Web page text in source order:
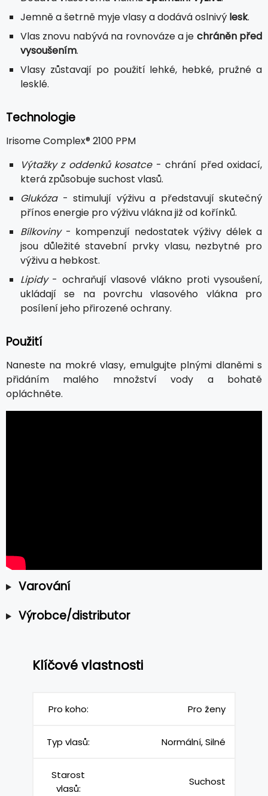
Jemně a šetrně myje vlasy a dodává oslnivý lesk.
Vlas znovu nabývá na rovnováze a je chráněn před
vysoušením.
Vlasy zůstavají po použití lehké, hebké, pružné a
lesklé.
Technologie
Irisome Complex® 2100 PPM
Výtažky z oddenků kosatce- chrání před oxidací,
která způsobuje suchost vlasů.
Glukóza- stimulují výživu a představují skutečný
přínos energie pro výživu vlákna již od kořínků.
Bílkoviny- kompenzují nedostatek výživy délek a
jsou důležité stavební prvky vlasu, nezbytné pro
výživu a hebkost.
Lipidy- ochraňují vlasové vlákno proti vysoušení,
ukládají se na povrchu vlasového vlákna pro
posílení jeho přirozené ochrany.
Použití
Naneste na mokré vlasy, emulgujte plnými dlaněmi s
přidáním malého množství vody a bohatě
opláchněte.
Varování
Výrobce/distributor
Klíčové vlastnosti
Pro koho: Pro ženy
Typ vlasů: Normální, Silné
Starost
vlasů:
Suchost